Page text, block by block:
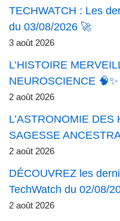
TECHWATCH : Les
du 03/08/2026 🚀
3 août 2026
L’HISTOIRE
NEUROSCIENCE 🧠✨
2 août 2026
L’ASTRONOMIE
SAGESSE
2 août 2026
DÉCOUVREZ les
TechWatch du 02/08/
2 août 2026